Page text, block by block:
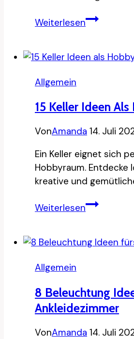
Weiterlesen10
kleine
zu
nutzen
Allgemein
15 Keller Ideen
VonAmanda 14. Juli
Ein Keller eignet sich
Hobbyraum. Entdecke
kreative und
Weiterlesen15
als
Allgemein
8 Beleuchtung
Ankleidezimmer
VonAmanda 14. Juli